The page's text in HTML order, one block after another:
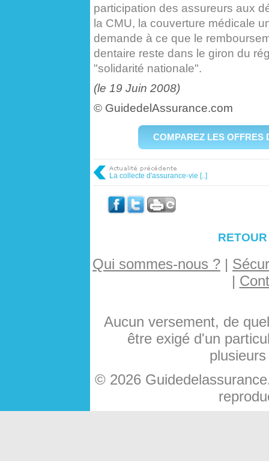
participation des assureurs aux
la CMU, la couverture médicale
demande à ce que le
dentaire reste dans le giron du
"solidarité nationale".
(le 19 Juin 2008)
© GuidedelAssurance.com
COMPAREZ LES OFFRES
La collecte d'assurance-vie [..]
Qui sommes-nous ? |
|
Aucun versement, de
être exigé d'un
© 2026